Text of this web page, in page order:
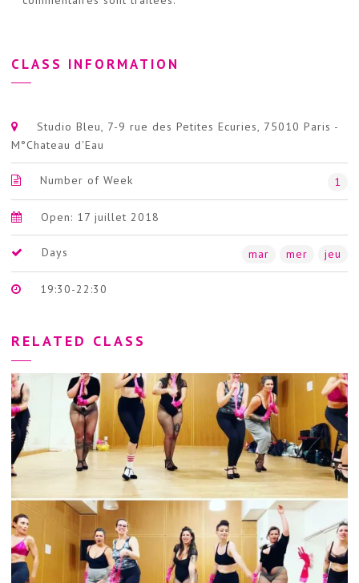
CLASS INFORMATION
Studio Bleu, 7-9 rue des Petites Ecuries, 75010 Paris -
M°Chateau d'Eau
Number of Week 1
Open: 17 juillet 2018
Days mar mer jeu
19:30-22:30
RELATED CLASS